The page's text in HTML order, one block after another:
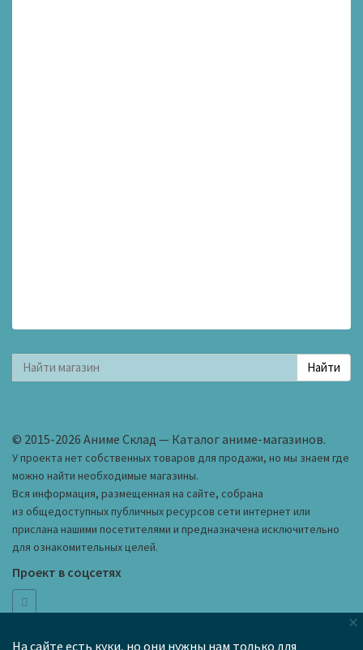
© 2015-2026 Аниме Склад — Каталог аниме-магазинов.
У проекта нет собственных товаров для продажи, но мы знаем где
можно найти необходимые магазины.
Вся информация, размещенная на сайте, собрана
из общедоступных публичных ресурсов сети интернет или
прислана нашими посетителями и предназначена исключительно
для ознакомительных целей.
Проект в соцсетях
hi@anime-wh.ru Как добавить магазин в каталог
На сайте есть куки, но они нужны нам только для
×